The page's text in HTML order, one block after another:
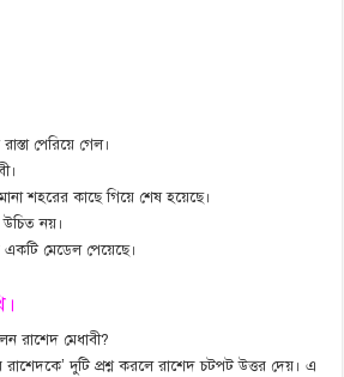
পেরিয়ে গেল।
শহরের কাছে গিয়ে শেষ হয়েছে।
নয়।
মেডেল পেয়েছে।
রাশেদ মেধাবী?
রাশেদকে’ দুটি প্রশ্ন করলে রাশেদ চটপট উত্তর দেয়। এ